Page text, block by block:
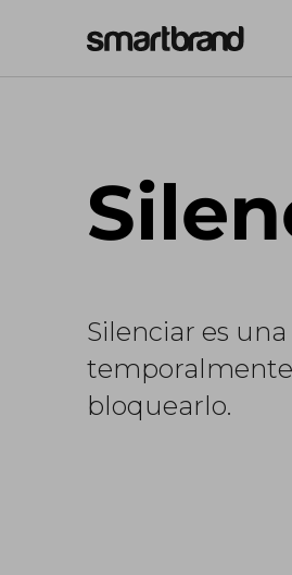
Silenciar es
temporalmente
bloquearlo.